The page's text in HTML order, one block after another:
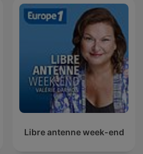
Libre antenne week-end